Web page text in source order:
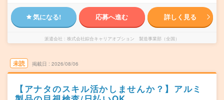
気になる! 応募へ進む 詳しく見る
派遣会社 株式会社綜合キャリアオプション 製造事業部（全国）
未読 掲載日 2026/08/06
【アナタのスキル活かしませんか？】アルミ